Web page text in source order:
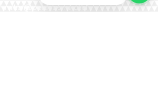
mikal@pelucasmikal.cl